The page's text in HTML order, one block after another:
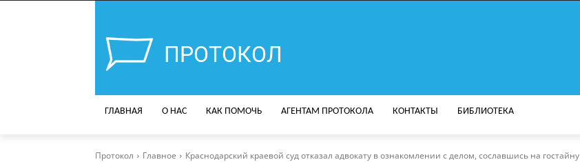
ПРОТОКОЛ
ГЛАВНАЯ О НАС КАК ПОМОЧЬ АГЕНТАМ ПРОТОКОЛА КОНТАКТЫ БИБЛИОТЕКА
Протокол Главное Краснодарский краевой суд отказал адвокату в ознакомлении с делом, сославшись на гостайну